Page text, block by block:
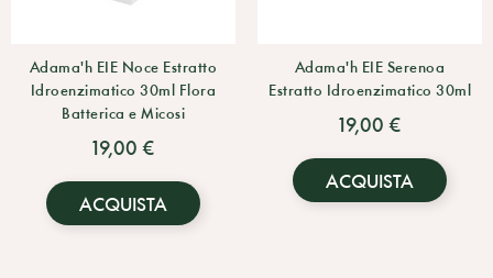
Adama'h EIE Noce Estratto
Idroenzimatico 30ml Flora
Batterica e Micosi
19,00 €
ACQUISTA
Adama'h EIE Serenoa
Estratto Idroenzimatico 30ml
19,00 €
ACQUISTA